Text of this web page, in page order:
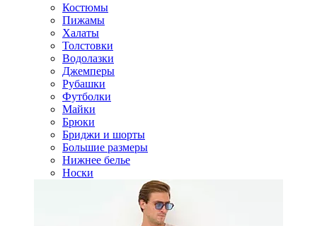
Костюмы
Пижамы
Халаты
Толстовки
Водолазки
Джемперы
Рубашки
Футболки
Майки
Брюки
Бриджи и шорты
Большие размеры
Нижнее белье
Носки